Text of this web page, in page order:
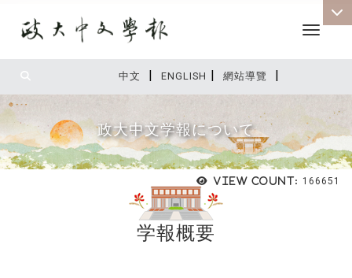
中文 | ENGLISH | 網站導覽 |
Toggle
政大中文学報について
View count: 166651
学報概要